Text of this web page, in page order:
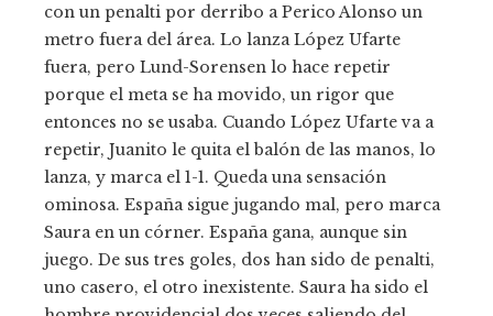
con un penalti por derribo a Perico Alonso un
metro fuera del área. Lo lanza López Ufarte
fuera, pero Lund-Sorensen lo hace repetir
porque el meta se ha movido, un rigor que
entonces no se usaba. Cuando López Ufarte va a
repetir, Juanito le quita el balón de las manos, lo
lanza, y marca el 1-1. Queda una sensación
ominosa. España sigue jugando mal, pero marca
Saura en un córner. España gana, aunque sin
juego. De sus tres goles, dos han sido de penalti,
uno casero, el otro inexistente. Saura ha sido el